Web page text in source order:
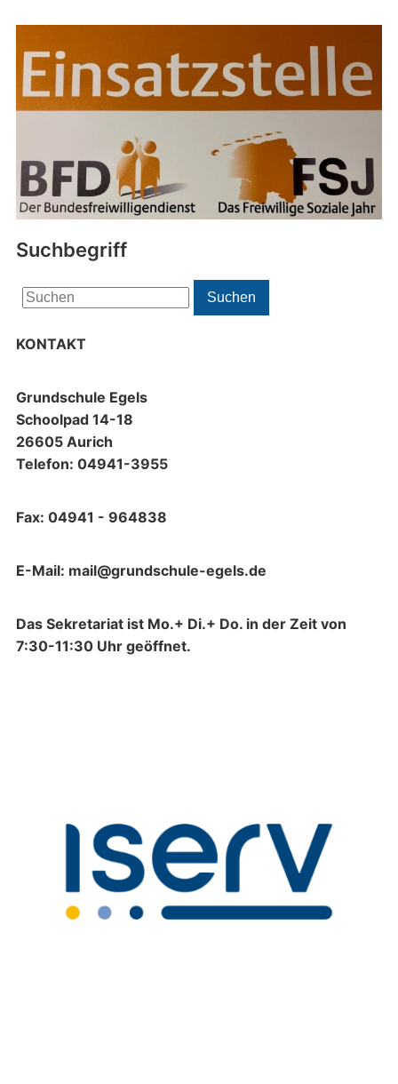
Suchbegriff
Search
for:
Suchen
KONTAKT
Grundschule Egels
Schoolpad 14-18
26605 Aurich
Telefon: 04941-3955
Fax: 04941 - 964838
E-Mail: mail@grundschule-egels.de
Das Sekretariat ist Mo.+ Di.+ Do. in der Zeit von
7:30-11:30 Uhr geöffnet.